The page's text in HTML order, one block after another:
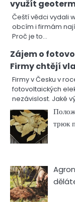
využít
Čeští vědci vydali
obcím i firmám
Proč je to…
Zájem o
Firmy chtějí
Firmy v Česku v
fotovoltaických
nezávislost. Jaké
трюк